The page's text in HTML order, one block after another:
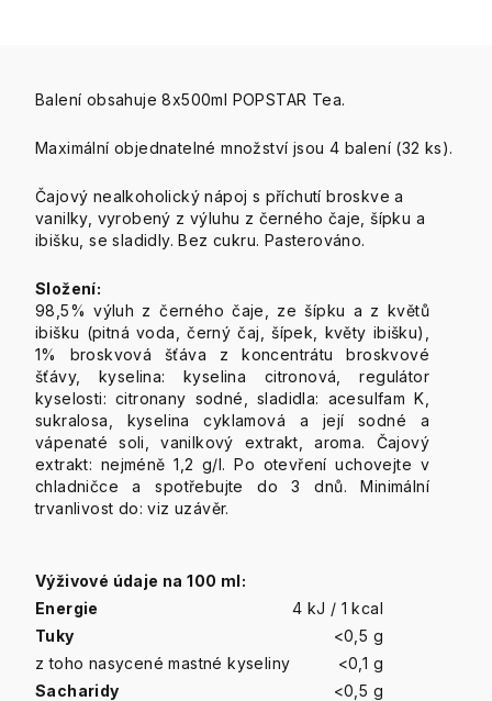
Balení obsahuje 8x500ml POPSTAR Tea.
Maximální objednatelné množství jsou 4 balení (32 ks).
Čajový nealkoholický nápoj s příchutí broskve a
vanilky, vyrobený z výluhu z černého čaje, šípku a
ibišku, se sladidly. Bez cukru. Pasterováno.
Složení:
98,5% výluh z černého čaje, ze šípku a z květů
ibišku (pitná voda, černý čaj, šípek, květy ibišku),
1% broskvová šťáva z koncentrátu broskvové
šťávy, kyselina: kyselina citronová, regulátor
kyselosti: citronany sodné, sladidla: acesulfam K,
sukralosa, kyselina cyklamová a její sodné a
vápenaté soli, vanilkový extrakt, aroma. Čajový
extrakt: nejméně 1,2 g/l. Po otevření uchovejte v
chladničce a spotřebujte do 3 dnů. Minimální
trvanlivost do: viz uzávěr.
Výživové údaje na 100 ml:
Energie
4 kJ / 1 kcal
Tuky
<0,5 g
z toho nasycené mastné kyseliny
<0,1 g
Sacharidy
<0,5 g